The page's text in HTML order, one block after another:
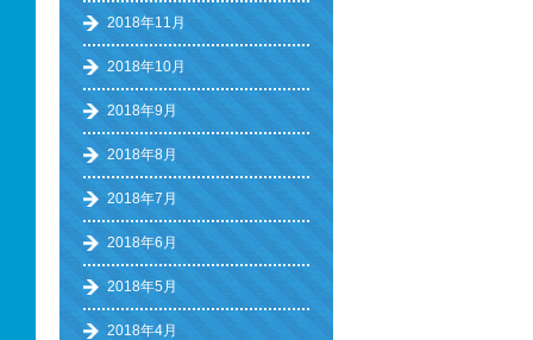
2018年11月
2018年10月
2018年9月
2018年8月
2018年7月
2018年6月
2018年5月
2018年4月